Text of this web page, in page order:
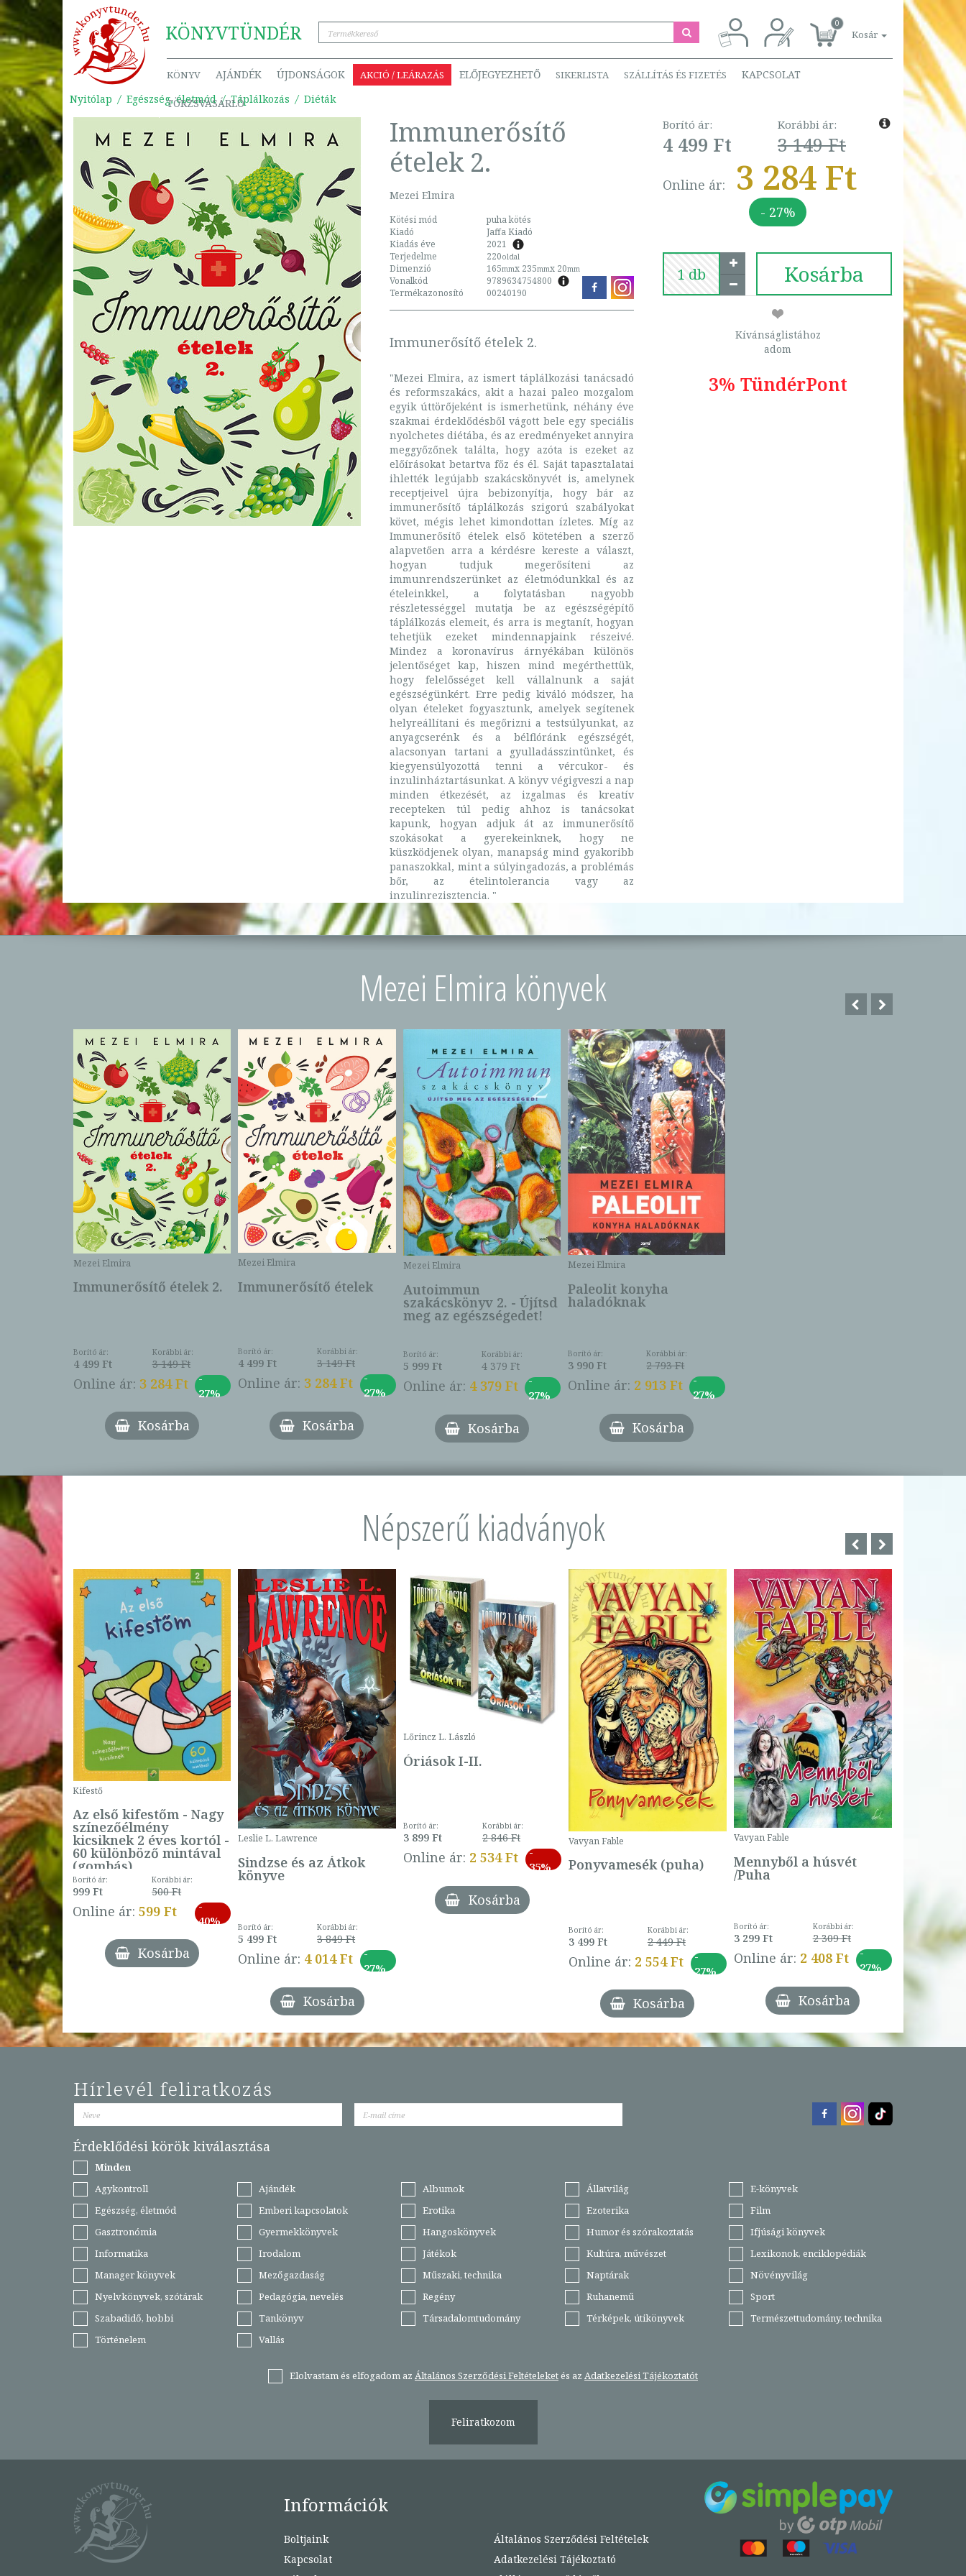
KÖNYVTÜNDÉR 0
Kosár
KÖNYV AJÁNDÉK ÚJDONSÁGOK AKCIÓ / LEÁRAZÁS ELŐJEGYEZHETŐ SIKERLISTA SZÁLLÍTÁS ÉS FIZETÉS KAPCSOLAT
TÖRZSVÁSÁRLÓ
Nyitólap Egészség, életmód Táplálkozás Diéták
Immunerősítő
ételek 2.
Mezei Elmira
Kötési mód
puha kötés
Kiadó
Jaffa Kiadó
Kiadás éve
2021
Terjedelme
220oldal
Dimenzió 165mmx 235mmx 20mm
Vonalkód
9789634754800
Termékazonosító
00240190
Immunerősítő ételek 2.
"Mezei Elmira, az ismert táplálkozási tanácsadó
és reformszakács, akit a hazai paleo mozgalom
egyik úttörőjeként is ismerhetünk, néhány éve
szakmai érdeklődésből vágott bele egy speciális
nyolchetes diétába, és az eredményeket annyira
meggyőzőnek találta, hogy azóta is ezeket az
előírásokat betartva főz és él. Saját tapasztalatai
ihlették legújabb szakácskönyvét is, amelynek
receptjeivel újra bebizonyítja, hogy bár az
immunerősítő táplálkozás szigorú szabályokat
követ, mégis lehet kimondottan ízletes. Míg az
Immunerősítő ételek első kötetében a szerző
alapvetően arra a kérdésre kereste a választ,
hogyan tudjuk megerősíteni az
immunrendszerünket az életmódunkkal és az
ételeinkkel, a folytatásban nagyobb
részletességgel mutatja be az egészségépítő
táplálkozás elemeit, és arra is megtanít, hogyan
tehetjük ezeket mindennapjaink részeivé.
Mindez a koronavírus árnyékában különös
jelentőséget kap, hiszen mind megérthettük,
hogy felelősséget kell vállalnunk a saját
egészségünkért. Erre pedig kiváló módszer, ha
olyan ételeket fogyasztunk, amelyek segítenek
helyreállítani és megőrizni a testsúlyunkat, az
anyagcserénk és a bélflóránk egészségét,
alacsonyan tartani a gyulladásszintünket, és
kiegyensúlyozottá tenni a vércukor- és
inzulinháztartásunkat. A könyv végigveszi a nap
minden étkezését, az izgalmas és kreatív
recepteken túl pedig ahhoz is tanácsokat
kapunk, hogyan adjuk át az immunerősítő
szokásokat a gyerekeinknek, hogy ne
küszködjenek olyan, manapság mind gyakoribb
panaszokkal, mint a súlyingadozás, a problémás
bőr, az ételintolerancia vagy az
inzulinrezisztencia. "
Borító ár:
4 499 Ft
Korábbi ár:
3 149 Ft
Online ár: 3 284 Ft
- 27%
Kosárba
Kívánságlistához
adom
3% TündérPont
Mezei Elmira könyvek
Mezei Elmira
Immunerősítő ételek 2.
Borító ár:
4 499 Ft
Korábbi ár:
3 149 Ft
Online ár: 3 284 Ft
-
27%
Kosárba
Mezei Elmira
Immunerősítő ételek
Borító ár:
4 499 Ft
Korábbi ár:
3 149 Ft
Online ár: 3 284 Ft
-
27%
Kosárba
Mezei Elmira
Autoimmun
szakácskönyv 2. - Újítsd
meg az egészségedet!
Borító ár:
5 999 Ft
Korábbi ár:
4 379 Ft
Online ár: 4 379 Ft
-
27%
Kosárba
Mezei Elmira
Paleolit konyha
haladóknak
Borító ár:
3 990 Ft
Korábbi ár:
2 793 Ft
Online ár: 2 913 Ft
-
27%
Kosárba
Népszerű kiadványok
-
ár:
Ft
Ft
-
27%
Kifestő
Az első kifestőm - Nagy
színezőélmény
kicsiknek 2 éves kortól -
60 különböző mintával
(gombás)
Borító ár:
999 Ft
Korábbi ár:
500 Ft
Online ár: 599 Ft
-
40%
Kosárba
Leslie L. Lawrence
Sindzse és az Átkok
könyve
Borító ár:
5 499 Ft
Korábbi ár:
3 849 Ft
Online ár: 4 014 Ft
-
27%
Kosárba
Lőrincz L. László
Óriások I-II.
Borító ár:
3 899 Ft
Korábbi ár:
2 846 Ft
Online ár: 2 534 Ft
-
35%
Kosárba
Vavyan Fable
Ponyvamesék (puha)
Borító ár:
3 499 Ft
Korábbi ár:
2 449 Ft
Online ár: 2 554 Ft
-
27%
Kosárba
Vavyan Fable
Mennyből a húsvét
/Puha
Borító ár:
3 299 Ft
Korábbi ár:
2 309 Ft
Online ár: 2 408 Ft
-
27%
Kosárba
Hírlevél feliratkozás
Érdeklődési körök kiválasztása
Minden
Agykontroll
Ajándék Albumok Állatvilág
E-könyvek
Egészség, életmód
Emberi kapcsolatok Erotika Ezoterika
Film
Gasztronómia
Gyermekkönyvek Hangoskönyvek Humor és szórakoztatás
Ifjúsági könyvek
Informatika
Irodalom Játékok Kultúra, művészet
Lexikonok, enciklopédiák
Manager könyvek
Mezőgazdaság Műszaki, technika Naptárak
Növényvilág
Nyelvkönyvek, szótárak
Pedagógia, nevelés Regény Ruhanemű
Sport
Szabadidő, hobbi
Tankönyv Társadalomtudomány Térképek, útikönyvek
Természettudomány, technika
Történelem
Vallás
Elolvastam és elfogadom az Általános Szerződési Feltételeketés az Adatkezelési Tájékoztatót
Feliratkozom
Információk
Boltjaink
Kapcsolat
Általános Szerződési Feltételek
Adatkezelési Tájékoztató